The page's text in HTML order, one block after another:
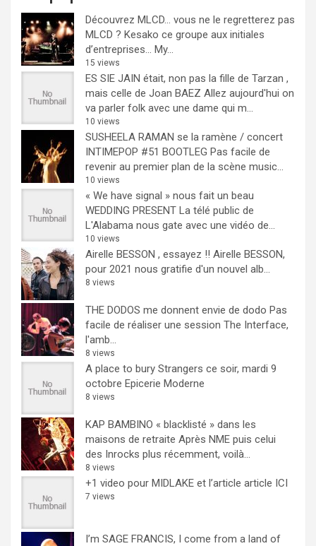
Découvrez MLCD… vous ne le regretterez pas
MLCD ? Kesako ce groupe aux initiales
d’entreprises… My...
15 views
ES SIE JAIN était, non pas la fille de Tarzan ,
mais celle de Joan BAEZ Allez aujourd'hui on
va parler folk avec une dame qui m...
10 views
SUSHEELA RAMAN se la ramène / concert
INTIMEPOP #51 BOOTLEG Pas facile de
revenir au premier plan de la scène music...
10 views
« We have signal » nous fait un beau
WEDDING PRESENT La télé public de
L'Alabama nous gate avec une vidéo de...
10 views
Airelle BESSON , essayez !! Airelle BESSON,
pour 2021 nous gratifie d'un nouvel alb...
8 views
THE DODOS me donnent envie de dodo Pas
facile de réaliser une session The Interface,
l'amb...
8 views
A place to bury Strangers ce soir, mardi 9
octobre Epicerie Moderne
8 views
KAP BAMBINO « blacklisté » dans les
maisons de retraite Après NME puis celui
des Inrocks plus récemment, voilà...
8 views
+1 video pour MIDLAKE et l’article article ICI
7 views
I’m SAGE FRANCIS, I come from a land of